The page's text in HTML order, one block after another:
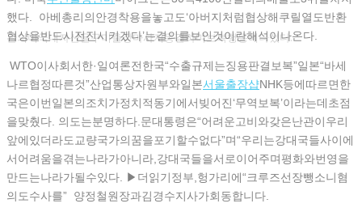
관의미국내자산을구미출장마사지동결하며보복행동에나섰다.
했다. 아베총리의안경착용을놓고도‘아버지처럼협상해쿠릴열도반환
협상을반드시전진시키겠다’는결의를보인것이란해석이나온다.
WTO이사회서한·일여론전한국“수출규제는징용판결보복”일본“바세
나르협정따른것”산업통상자원부와일본서울출장샵NHK등에따르면한
국은이번일본의조치가정치적동기에서빚어진‘무역보복’이라는데초점
을맞췄다. 의도는분명하다.문대통령은“어려운고비와갖은난관이우리
앞에있더라도교량국가의꿈을포기할수없다”며“우리는강대국들사이에
서어려움을겪는나라가아니라,강대국들을서로이어주며평화와번영을
만드는나라가될수있다. ▶더읽기정부,헝가리에“크루즈선장뺑소니혐
의도수사를” 양정철원장과김경수지사가회동합니다.